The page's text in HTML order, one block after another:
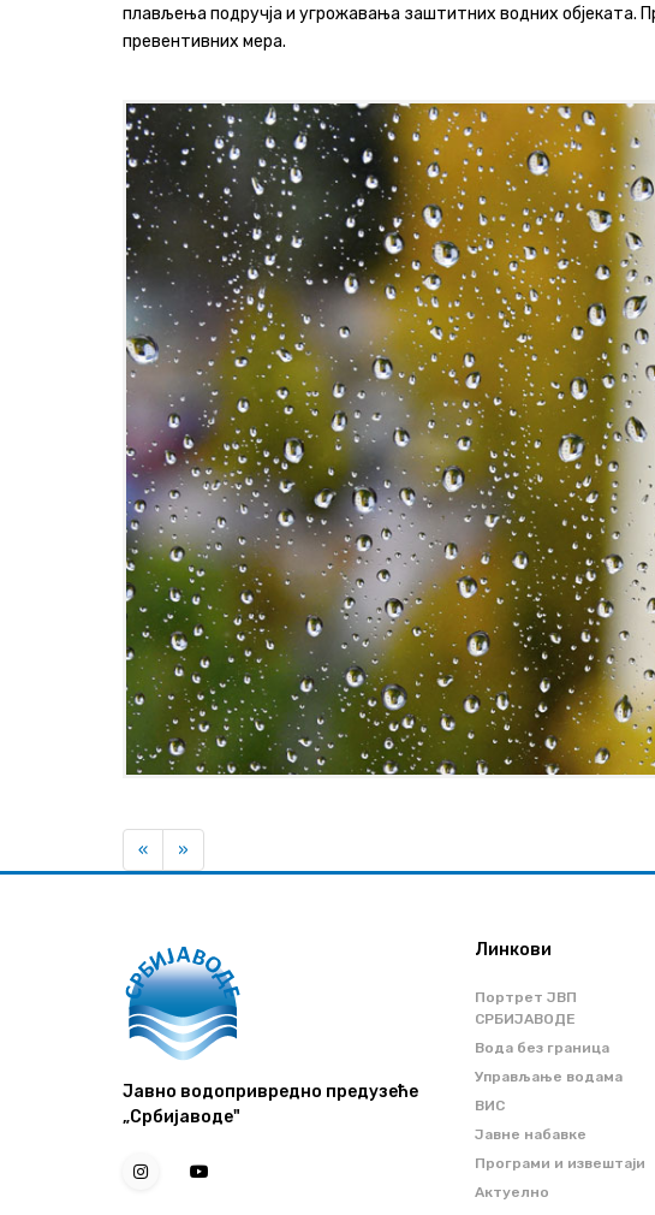
плављења подручја и угрожавања заштитних водних објеката.
превентивних мера.
«Previous
»
Јавно водопривредно предузеће
„Србијаводе"
Линкови
Портрет ЈВП
СРБИЈАВОДЕ
Вода без граница
Управљање водама
ВИС
Јавне набавке
Програми и извештаји
Актуелно